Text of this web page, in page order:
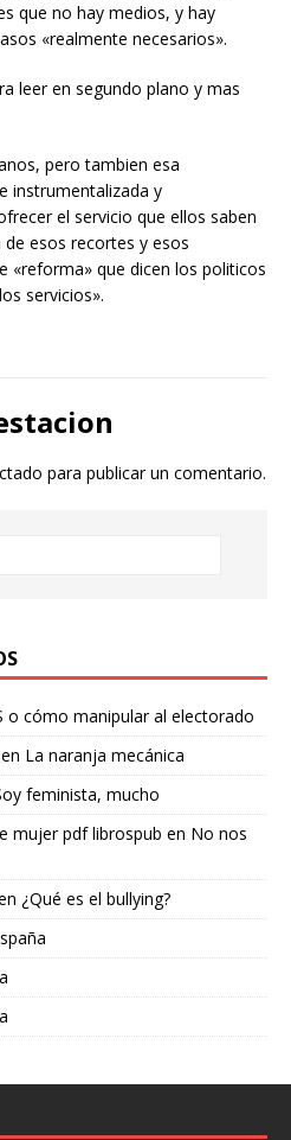
que no hay medios, y hay
«realmente necesarios».
leer en segundo plano y mas
pero tambien esa
instrumentalizada y
el servicio que ellos saben
esos recortes y esos
«reforma» que dicen los politicos
servicios».
para publicar un comentario.
o cómo manipular al electorado
en La naranja mecánica
feminista, mucho
mujer pdf librospub en No nos
¿Qué es el bullying?